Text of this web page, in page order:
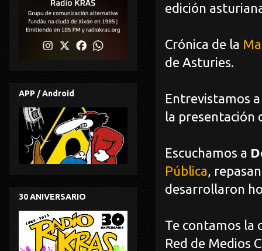
edición
Crónica de la
de Asturies.
Entrevistamos a
la presentación
Escuchamos a
Pública,
desarrollaron
Te contamos la
Red de Medios
APP / Android
30 ANIVERSARIO